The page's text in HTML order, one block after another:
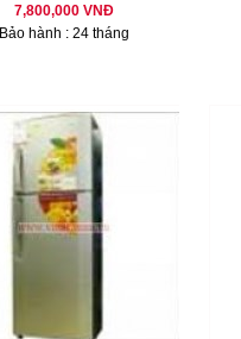
7,800,000 VNĐ
Bảo hành : 24 tháng